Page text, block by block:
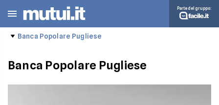
Parte del gruppo:
Banca Popolare Pugliese
Banca Popolare Pugliese